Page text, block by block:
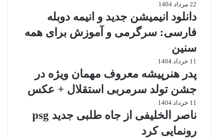
22 مرداد 1404
دانلود انیمیشن جدید و انیمه دوبله
فارسی: سرگرمی و آموزش برای همه
سنین
11 خرداد 1404
پدر هنرپیشه معروف مهمان ویژه در
جشن تولد سرمربی استقلال + عکس
11 خرداد 1404
ناصر الخلیفی از جاه طلبی جدید psg
رونمایی کرد